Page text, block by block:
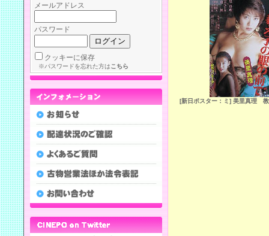
[新日ポスター：ミ] 美里真理
メールアドレス
パスワード
クッキーに保存
※パスワードを忘れた方はこちら